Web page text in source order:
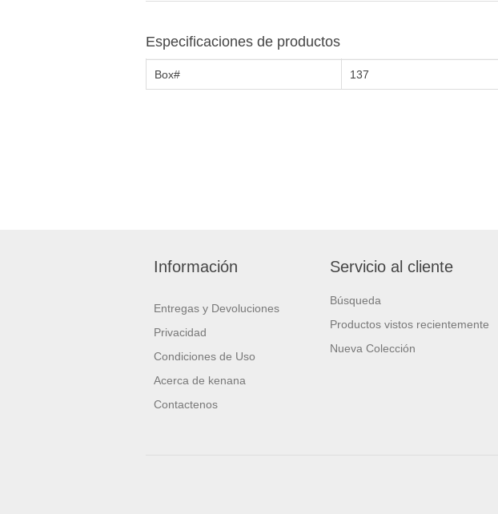
Especificaciones de productos
Box# 137
Información
Entregas y Devoluciones
Privacidad
Condiciones de Uso
Acerca de kenana
Contactenos
Servicio al cliente
Búsqueda
Productos vistos recientemente
Nueva Colección